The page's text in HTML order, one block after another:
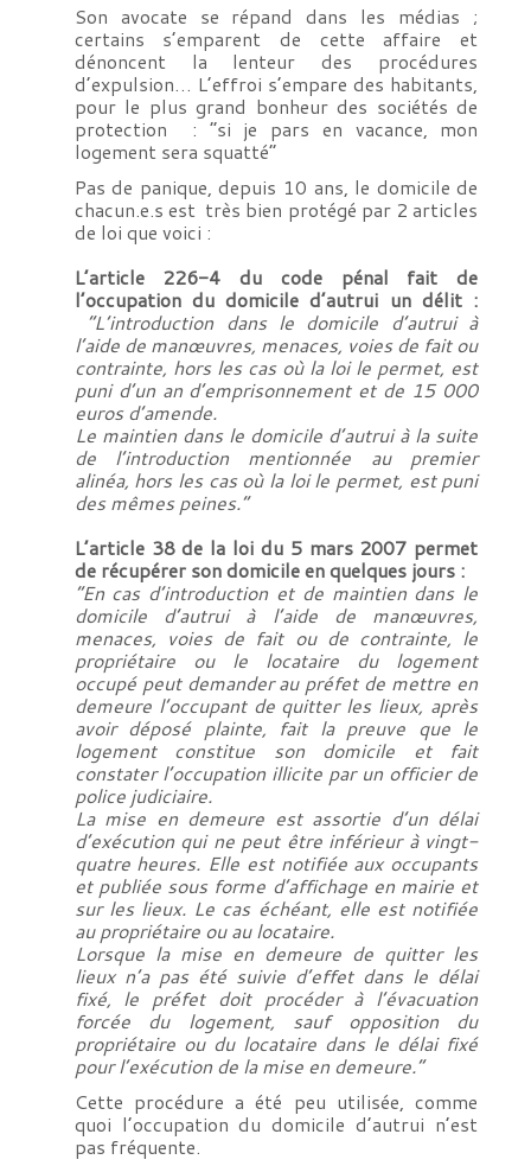
Son avocate se répand dans les médias ;
certains s’emparent de cette affaire et
dénoncent la lenteur des procédures
d’expulsion… L’effroi s’empare des habitants,
pour le plus grand bonheur des sociétés de
protection : “si je pars en vacance, mon
logement sera squatté”
Pas de panique, depuis 10 ans, le domicile de
chacun.e.s est très bien protégé par 2 articles
de loi que voici :
L’article 226-4 du code pénal fait de
l’occupation du domicile d’autrui un délit :
“L’introduction dans le domicile d’autrui à
l’aide de manœuvres, menaces, voies de fait ou
contrainte, hors les cas où la loi le permet, est
puni d’un an d’emprisonnement et de 15 000
euros d’amende.
Le maintien dans le domicile d’autrui à la suite
de l’introduction mentionnée au premier
alinéa, hors les cas où la loi le permet, est puni
des mêmes peines.”
L’article 38 de la loi du 5 mars 2007 permet
de récupérer son domicile en quelques jours :
“En cas d’introduction et de maintien dans le
domicile d’autrui à l’aide de manœuvres,
menaces, voies de fait ou de contrainte, le
propriétaire ou le locataire du logement
occupé peut demander au préfet de mettre en
demeure l’occupant de quitter les lieux, après
avoir déposé plainte, fait la preuve que le
logement constitue son domicile et fait
constater l’occupation illicite par un officier de
police judiciaire.
La mise en demeure est assortie d’un délai
d’exécution qui ne peut être inférieur à vingt-
quatre heures. Elle est notifiée aux occupants
et publiée sous forme d’affichage en mairie et
sur les lieux. Le cas échéant, elle est notifiée
au propriétaire ou au locataire.
Lorsque la mise en demeure de quitter les
lieux n’a pas été suivie d’effet dans le délai
fixé, le préfet doit procéder à l’évacuation
forcée du logement, sauf opposition du
propriétaire ou du locataire dans le délai fixé
pour l’exécution de la mise en demeure.”
Cette procédure a été peu utilisée, comme
quoi l’occupation du domicile d’autrui n’est
pas fréquente.